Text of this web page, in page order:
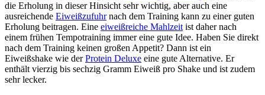
die Erholung in dieser Hinsicht sehr wichtig, aber auch eine
ausreichende Eiweißzufuhrnach dem Training kann zu einer guten
Erholung beitragen. Eine eiweißreiche Mahlzeit ist daher nach
einem frühen Tempotraining immer eine gute Idee. Haben Sie direkt
nach dem Training keinen großen Appetit? Dann ist ein
Eiweißshake wie derProtein Deluxe eine gute Alternative. Er
enthält vierzig bis sechzig Gramm Eiweiß pro Shake und ist zudem
sehr lecker.